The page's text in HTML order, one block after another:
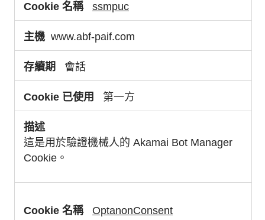
ssmpuc
www.abf-paif.com
會話
第一方
這是用於驗證機械人的 Akamai Bot Manager
Cookie。
OptanonConsent